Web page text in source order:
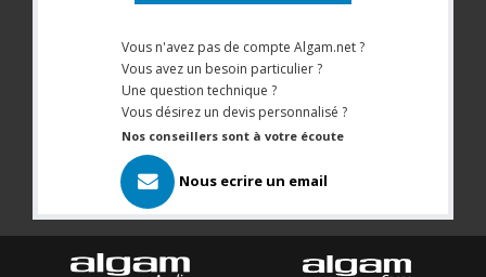
Vous n'avez pas de compte Algam.net ?
Vous avez un besoin particulier ?
Une question technique ?
Vous désirez un devis personnalisé ?
Nos conseillers sont à votre écoute
Nous ecrire un email